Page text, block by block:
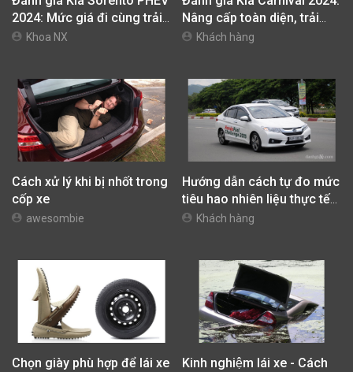
2024: Mức giá đi cùng trải
nghiệm vận hành khác biệt
Khoa NX
Nâng cấp toàn diện, trải
nghiệm xứng tầm
Khách hàng
Cách xử lý khi bị nhốt trong
cốp xe
awesombie
Hướng dẫn cách tự đo mức
tiêu hao nhiên liệu thực tế
của xe và cách lái xe tiết
Khách hàng
Chọn giày phù hợp để lái xe
Kinh nghiệm lái xe - Cách